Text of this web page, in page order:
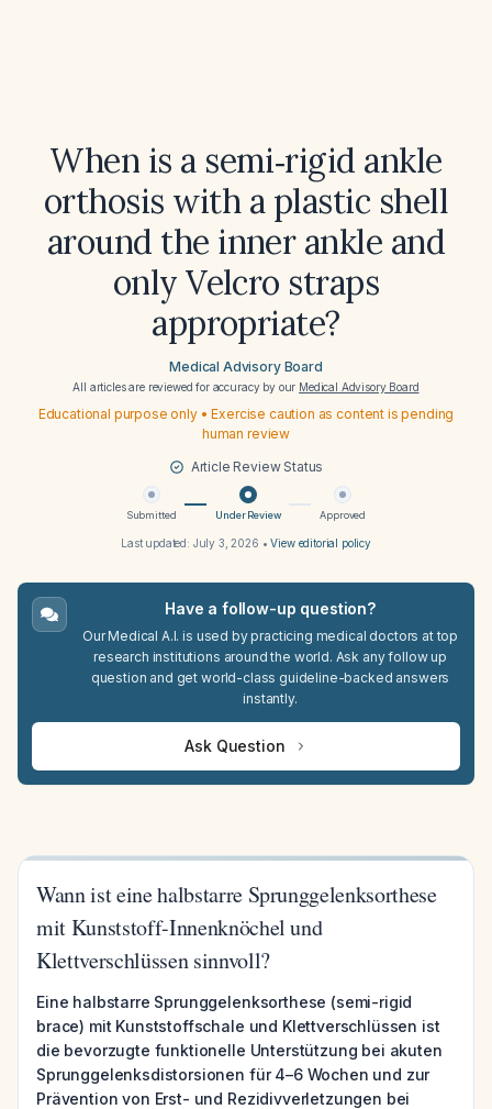
When is a semi‑rigid ankle
orthosis with a plastic shell
around the inner ankle and
only Velcro straps
appropriate?
Medical Advisory Board
All articles are reviewed for accuracy by our Medical Advisory Board
Educational purpose only • Exercise caution as content is pending
human review
Article Review Status
Submitted Under Review Approved
Last updated: July 3, 2026 •View editorial policy
Have a follow-up question?
Our Medical A.I. is used by practicing medical doctors at top
research institutions around the world. Ask any follow up
question and get world-class guideline-backed answers
instantly.
Ask Question
Wann ist eine halbstarre Sprunggelenksorthese
mit Kunststoff-Innenknöchel und
Klettverschlüssen sinnvoll?
Eine halbstarre Sprunggelenksorthese (semi-rigid
brace) mit Kunststoffschale und Klettverschlüssen ist
die bevorzugte funktionelle Unterstützung bei akuten
Sprunggelenksdistorsionen für 4–6 Wochen und zur
Prävention von Erst- und Rezidivverletzungen bei